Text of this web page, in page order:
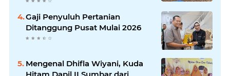
Gaji Penyuluh Pertanian
Ditanggung Pusat Mulai 2026
Mengenal Dhifla Wiyani, Kuda